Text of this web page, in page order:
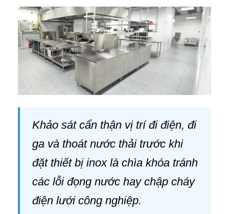
Khảo sát cẩn thận vị trí đi điện, đi
ga và thoát nước thải trước khi
đặt thiết bị inox là chìa khóa tránh
các lỗi đọng nước hay chập cháy
điện lưới công nghiệp.